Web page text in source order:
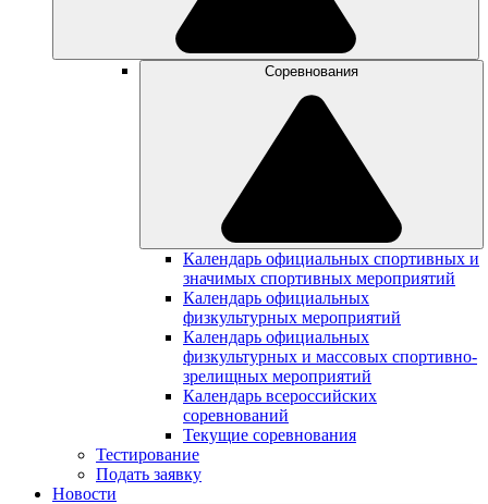
Соревнования
Календарь официальных спортивных и
значимых спортивных мероприятий
Календарь официальных
физкультурных мероприятий
Календарь официальных
физкультурных и массовых спортивно-
зрелищных мероприятий
Календарь всероссийских
соревнований
Текущие соревнования
Тестирование
Подать заявку
Новости